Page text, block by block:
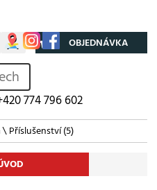
Můj účet OBJEDNÁVKA
774 796 602
\Příslušenství(5)